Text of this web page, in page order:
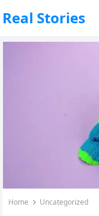
Real Stories
Home Uncategorized